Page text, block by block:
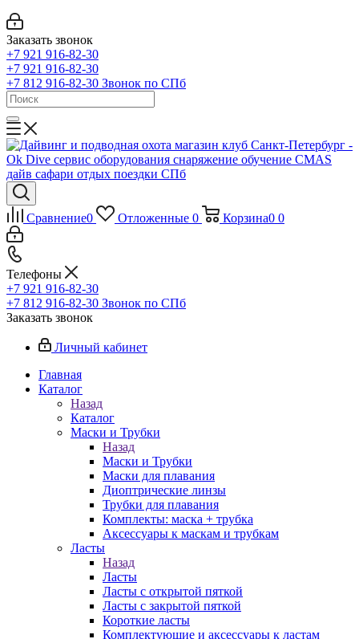
Заказать звонок
+7 921 916-82-30
+7 921 916-82-30
+7 812 916-82-30 Звонок по СПб
Сравнение0 Отложенные 0 Корзина0 0
Телефоны
+7 921 916-82-30
+7 812 916-82-30 Звонок по СПб
Заказать звонок
Личный кабинет
Главная
Каталог
Назад
Каталог
Маски и Трубки
Назад
Маски и Трубки
Маски для плавания
Диоптрические линзы
Трубки для плавания
Комплекты: маска + трубка
Аксессуары к маскам и трубкам
Ласты
Назад
Ласты
Ласты с открытой пяткой
Ласты с закрытой пяткой
Короткие ласты
Комплектующие и аксессуары к ластам